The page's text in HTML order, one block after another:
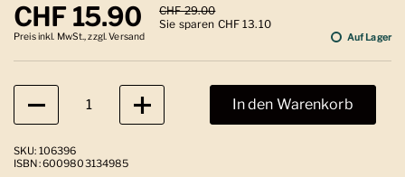
Regulärer Preis
CHF 15.90 Sale-Preis
CHF 29.00
Sie sparen CHF 13.10
Preis inkl. MwSt., zzgl. Versand Auf Lager
Anzahl
In den Warenkorb
SKU: 106396
ISBN: 6009803134985